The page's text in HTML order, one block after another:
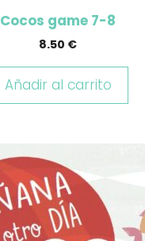
Cocos game 7-8
8.50 €
Añadir al carrito